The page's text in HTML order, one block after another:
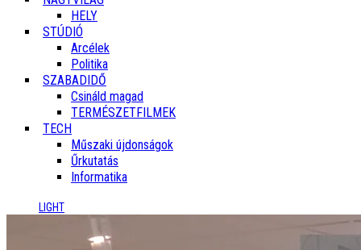
HELY
STÚDIÓ
Arcélek
Politika
SZABADIDŐ
Csináld magad
TERMÉSZETFILMEK
TECH
Műszaki újdonságok
Űrkutatás
Informatika
LIGHT